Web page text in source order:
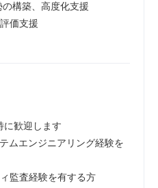
構築、高度化支援
価支援
に歓迎します
ムエンジニアリング経験を
監査経験を有する方